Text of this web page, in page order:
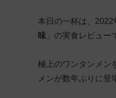
本日の一杯は、2022
味 」の実食レビュー
極上のワンタンメン
メンが数年ぶりに登